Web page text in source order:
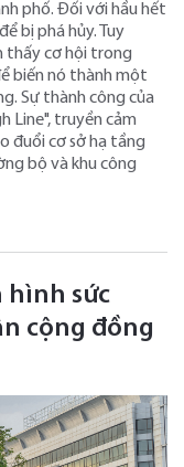
phố. Đối với hầu hết
bị phá hủy. Tuy
thấy cơ hội trong
biến nó thành một
Sự thành công của
Line", truyền cảm
đuổi cơ sở hạ tầng
bộ và khu công
hình sức
cộng đồng